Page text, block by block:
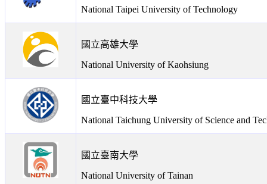
National Taipei University of Technology
國立高雄大學
National University of Kaohsiung
國立臺中科技大學
National Taichung University of Science and
國立臺南大學
National University of Tainan